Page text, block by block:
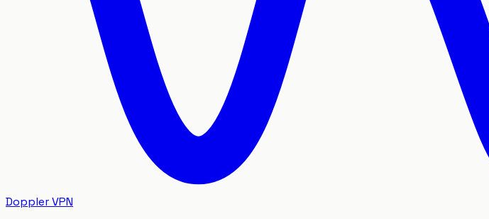
Doppler VPN